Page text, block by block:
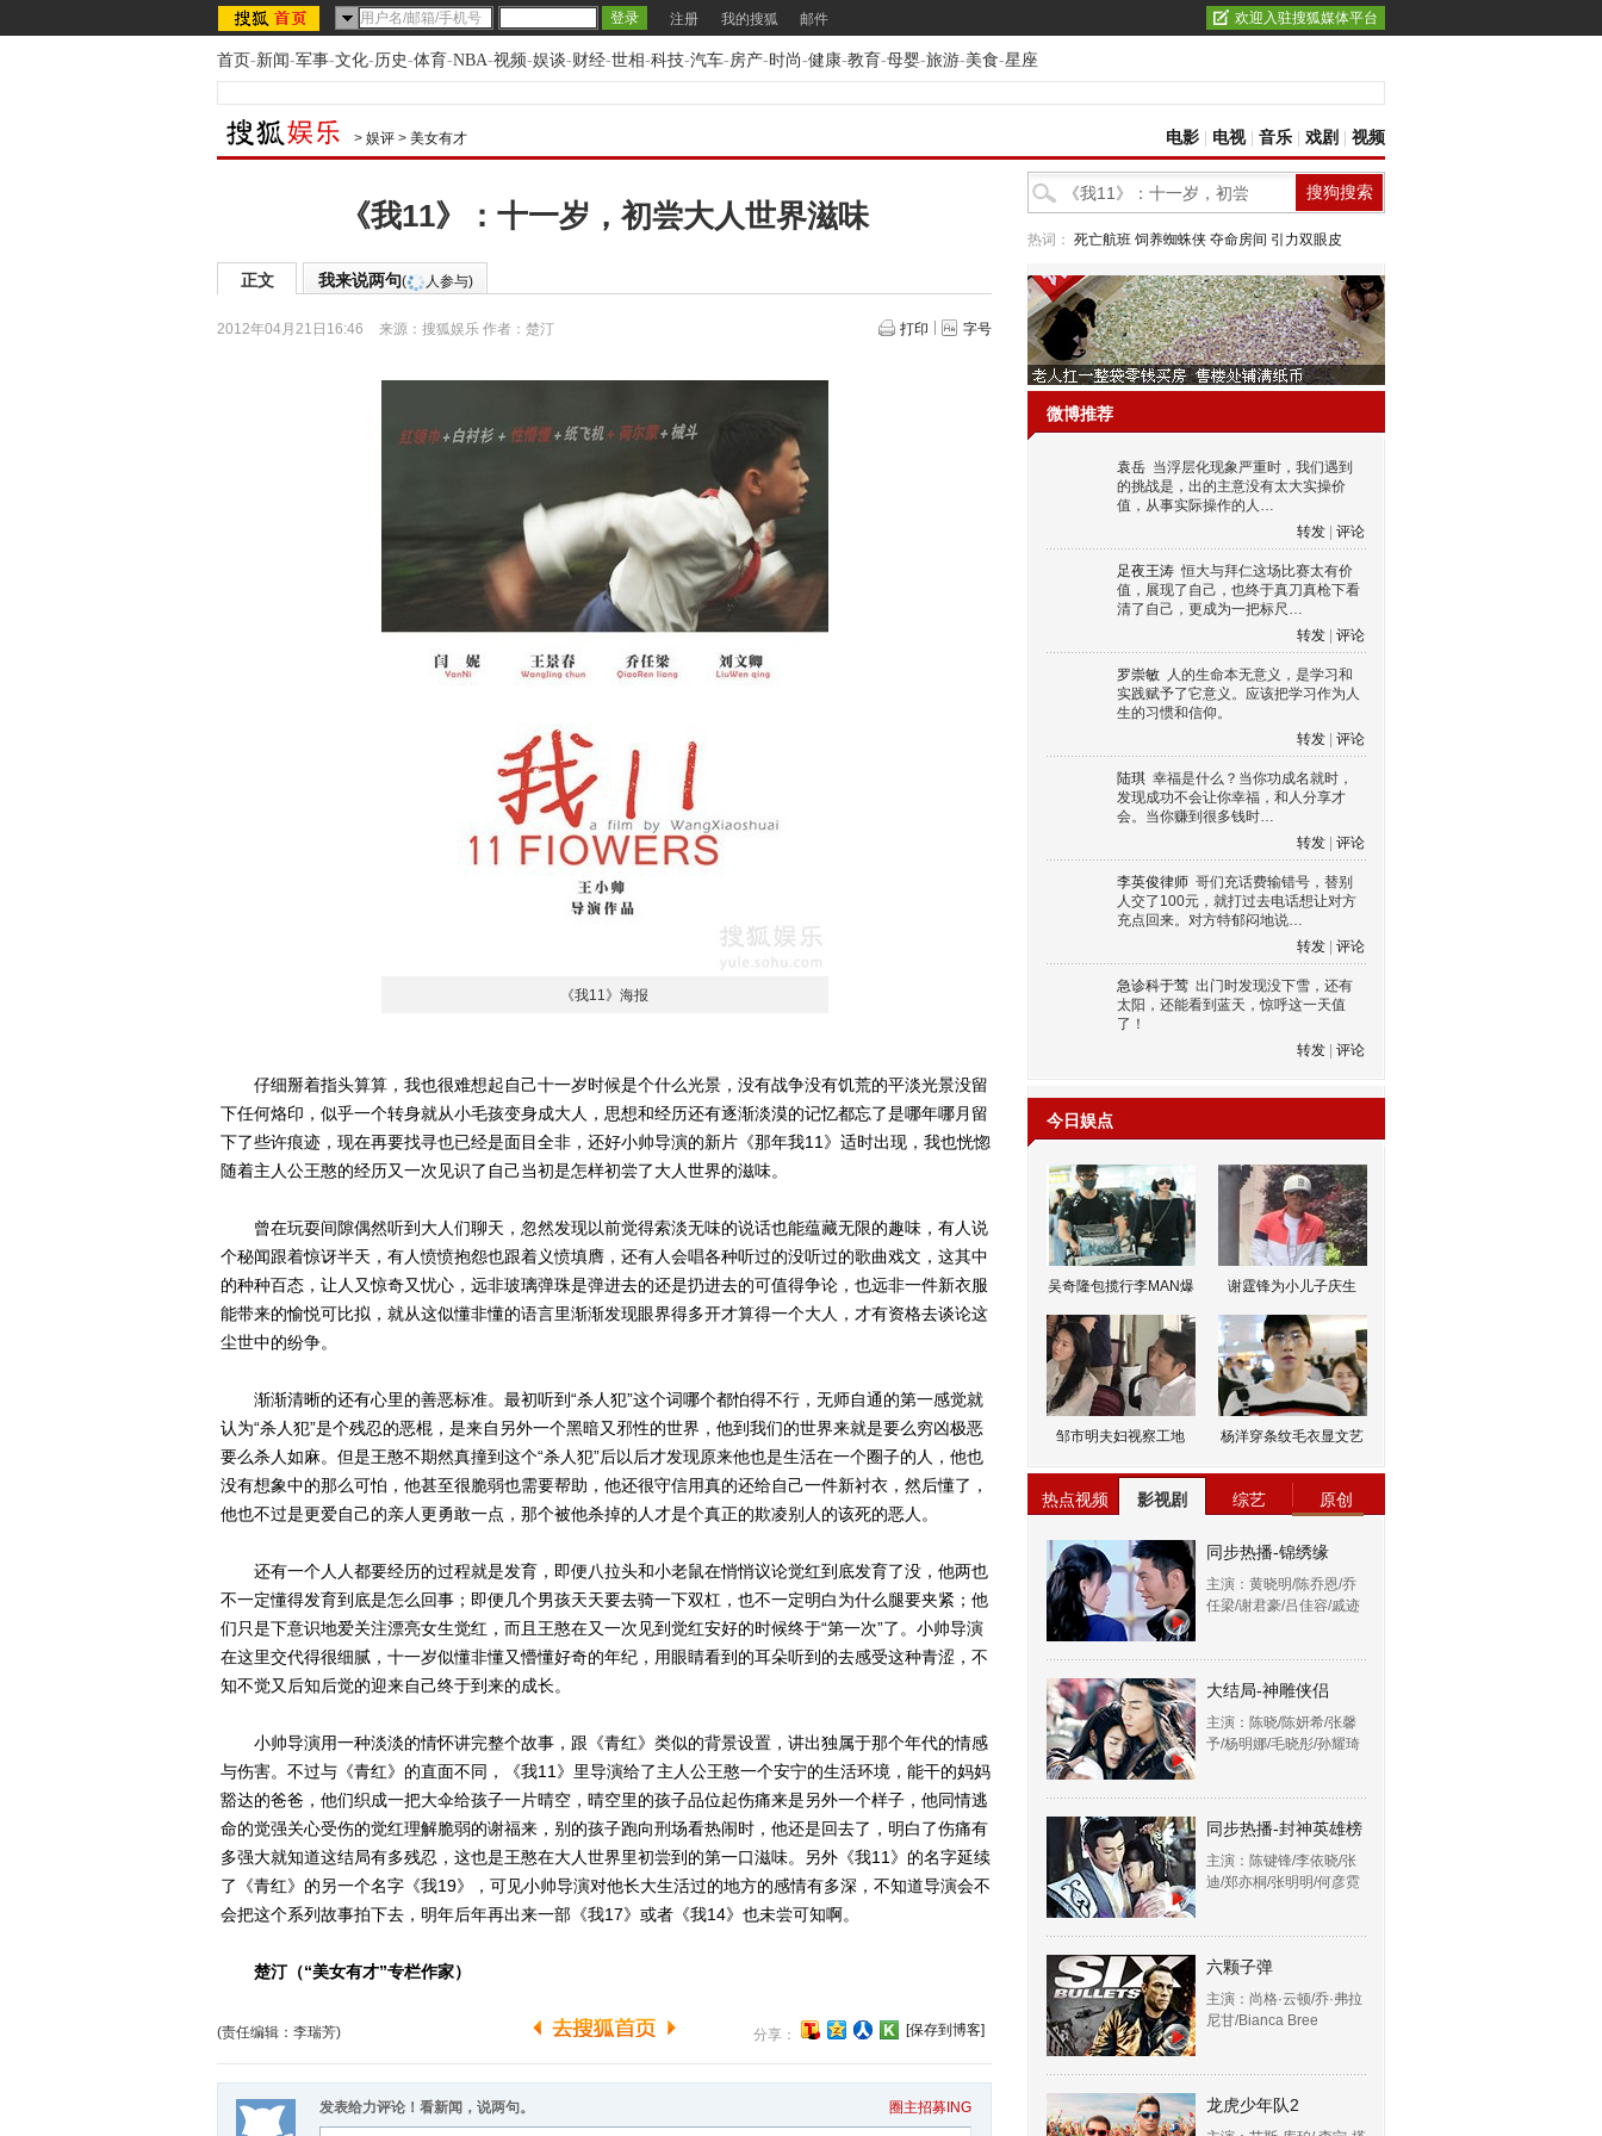
注册 我的搜狐 邮件 欢迎入驻搜狐媒体平台
首页-新闻-军事-文化-历史-体育-NBA-视频-娱谈-财经-世相-科技-汽车-房产-时尚-健康-教育-母婴-旅游-美食-星座
> 娱评 > 美女有才 电影 电视| 音乐 戏剧 视频
《我11》：十一岁，初尝大人世界滋味
正文 我来说两句( 人参与)
2012年04月21日16:46 来源： 搜狐娱乐 作者：楚汀 打印 字号
《我11》海报
仔细掰着指头算算，我也很难想起自己十一岁时候是个什么光景，没有战争没有饥荒的平淡光景没留
下任何烙印，似乎一个转身就从小毛孩变身成大人，思想和经历还有逐渐淡漠的记忆都忘了是哪年哪月留
下了些许痕迹，现在再要找寻也已经是面目全非，还好小帅导演的新片《那年我11》适时出现，我也恍惚
随着主人公王憨的经历又一次见识了自己当初是怎样初尝了大人世界的滋味。
曾在玩耍间隙偶然听到大人们聊天，忽然发现以前觉得索淡无味的说话也能蕴藏无限的趣味，有人说
个秘闻跟着惊讶半天，有人愤愤抱怨也跟着义愤填膺，还有人会唱各种听过的没听过的歌曲戏文，这其中
的种种百态，让人又惊奇又忧心，远非玻璃弹珠是弹进去的还是扔进去的可值得争论，也远非一件新衣服
能带来的愉悦可比拟，就从这似懂非懂的语言里渐渐发现眼界得多开才算得一个大人，才有资格去谈论这
尘世中的纷争。
渐渐清晰的还有心里的善恶标准。最初听到“杀人犯”这个词哪个都怕得不行，无师自通的第一感觉就
认为“杀人犯”是个残忍的恶棍，是来自另外一个黑暗又邪性的世界，他到我们的世界来就是要么穷凶极恶
要么杀人如麻。但是王憨不期然真撞到这个“杀人犯”后以后才发现原来他也是生活在一个圈子的人，他也
没有想象中的那么可怕，他甚至很脆弱也需要帮助，他还很守信用真的还给自己一件新衬衣，然后懂了，
他也不过是更爱自己的亲人更勇敢一点，那个被他杀掉的人才是个真正的欺凌别人的该死的恶人。
还有一个人人都要经历的过程就是发育，即便八拉头和小老鼠在悄悄议论觉红到底发育了没，他两也
不一定懂得发育到底是怎么回事；即便几个男孩天天要去骑一下双杠，也不一定明白为什么腿要夹紧；他
们只是下意识地爱关注漂亮女生觉红，而且王憨在又一次见到觉红安好的时候终于“第一次”了。小帅导演
在这里交代得很细腻，十一岁似懂非懂又懵懂好奇的年纪，用眼睛看到的耳朵听到的去感受这种青涩，不
知不觉又后知后觉的迎来自己终于到来的成长。
小帅导演用一种淡淡的情怀讲完整个故事，跟《青红》类似的背景设置，讲出独属于那个年代的情感
与伤害。不过与《青红》的直面不同，《我11》里导演给了主人公王憨一个安宁的生活环境，能干的妈妈
豁达的爸爸，他们织成一把大伞给孩子一片晴空，晴空里的孩子品位起伤痛来是另外一个样子，他同情逃
命的觉强关心受伤的觉红理解脆弱的谢福来，别的孩子跑向刑场看热闹时，他还是回去了，明白了伤痛有
多强大就知道这结局有多残忍，这也是王憨在大人世界里初尝到的第一口滋味。另外《我11》的名字延续
了《青红》的另一个名字《我19》，可见小帅导演对他长大生活过的地方的感情有多深，不知道导演会不
会把这个系列故事拍下去，明年后年再出来一部《我17》或者《我14》也未尝可知啊。
楚汀（“美女有才”专栏作家）
(责任编辑：李瑞芳) 分享： [保存到博客]
发表给力评论！看新闻，说两句。 圈主招募ING
热词： 死亡航班 饲养蜘蛛侠 夺命房间 引力双眼皮
微博推荐
袁岳 当浮层化现象严重时，我们遇到
的挑战是，出的主意没有太大实操价
值，从事实际操作的人…
转发
评论
足夜王涛 恒大与拜仁这场比赛太有价
值，展现了自己，也终于真刀真枪下看
清了自己，更成为一把标尺…
转发
评论
罗崇敏 人的生命本无意义，是学习和
实践赋予了它意义。应该把学习作为人
生的习惯和信仰。
转发
评论
陆琪 幸福是什么？当你功成名就时，
发现成功不会让你幸福，和人分享才
会。当你赚到很多钱时…
转发
评论
李英俊律师 哥们充话费输错号，替别
人交了100元，就打过去电话想让对方
充点回来。对方特郁闷地说…
转发
评论
急诊科于莺 出门时发现没下雪，还有
太阳，还能看到蓝天，惊呼这一天值
了！
转发
评论
今日娱点
吴奇隆包揽行李MAN爆 谢霆锋为小儿子庆生
邹市明夫妇视察工地 杨洋穿条纹毛衣显文艺
热点视频 影视剧 综艺 原创
同步热播-锦绣缘
主演：黄晓明/陈乔恩/乔
任梁/谢君豪/吕佳容/戚迹
大结局-神雕侠侣
主演：陈晓/陈妍希/张馨
予/杨明娜/毛晓彤/孙耀琦
同步热播-封神英雄榜
主演：陈键锋/李依晓/张
迪/郑亦桐/张明明/何彦霓
六颗子弹
主演：尚格·云顿/乔·弗拉
尼甘/Bianca Bree
龙虎少年队2